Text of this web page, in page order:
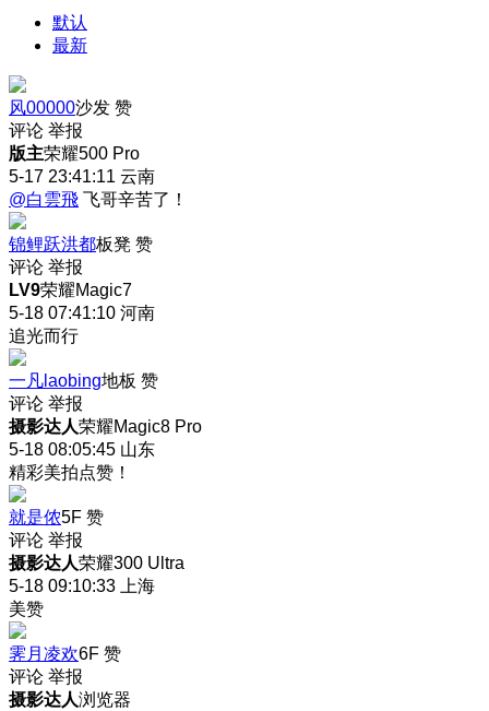
默认
最新
风00000沙发 赞
评论 举报
版主荣耀500 Pro
5-17 23:41:11 云南
@白雲飛 飞哥辛苦了！
锦鲤跃洪都板凳 赞
评论 举报
LV9荣耀Magic7
5-18 07:41:10 河南
追光而行
一凡laobing地板 赞
评论 举报
摄影达人荣耀Magic8 Pro
5-18 08:05:45 山东
精彩美拍点赞！
就是侬5F 赞
评论 举报
摄影达人荣耀300 Ultra
5-18 09:10:33
上海
美赞
霁月凌欢6F 赞
评论 举报
摄影达人浏览器